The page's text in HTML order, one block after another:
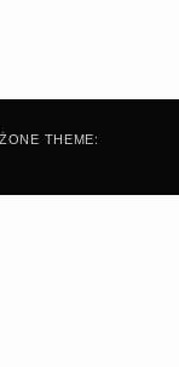
THEME: